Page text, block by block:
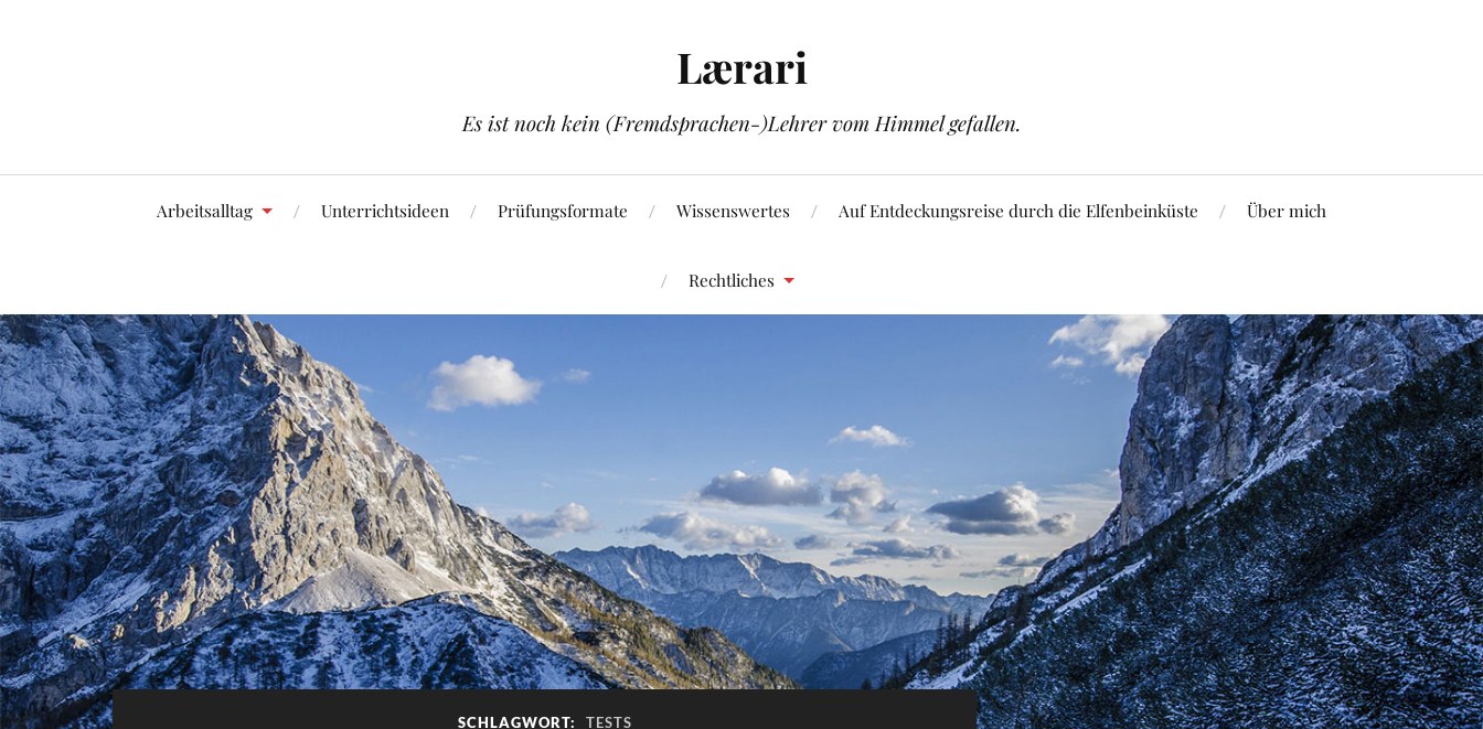
Lærari
Es ist noch kein (Fremdsprachen-)Lehrer vom Himmel gefallen.
Arbeitsalltag Unterrichtsideen Prüfungsformate Wissenswertes Auf Entdeckungsreise durch die Elfenbeinküste Über mich
Rechtliches
SCHLAGWORT: TESTS